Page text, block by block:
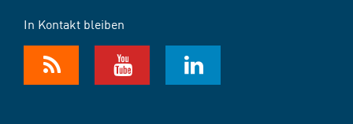
In Kontakt bleiben